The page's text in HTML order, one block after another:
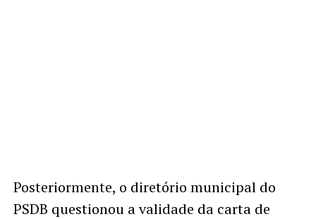
Posteriormente, o diretório municipal do
PSDB questionou a validade da carta de